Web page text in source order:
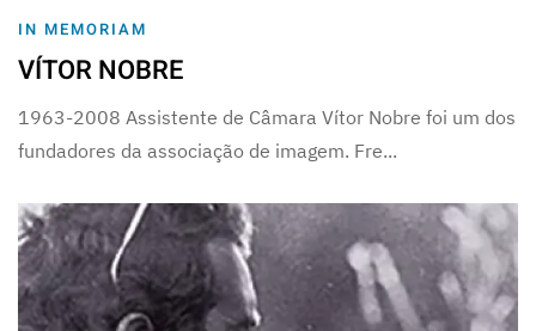
IN MEMORIAM
VÍTOR NOBRE
1963-2008 Assistente de Câmara Vítor Nobre foi um dos
fundadores da associação de imagem. Fre...